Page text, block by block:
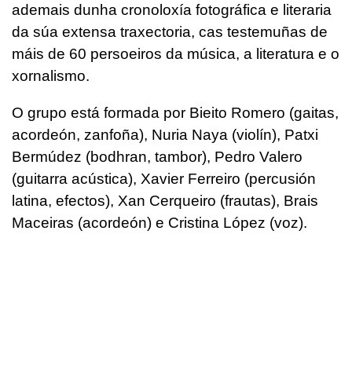
ademais dunha cronoloxía fotográfica e literaria
da súa extensa traxectoria, cas testemuñas de
máis de 60 persoeiros da música, a literatura e o
xornalismo.
O grupo está formada por Bieito Romero (gaitas,
acordeón, zanfoña), Nuria Naya (violín), Patxi
Bermúdez (bodhran, tambor), Pedro Valero
(guitarra acústica), Xavier Ferreiro (percusión
latina, efectos), Xan Cerqueiro (frautas), Brais
Maceiras (acordeón) e Cristina López (voz).